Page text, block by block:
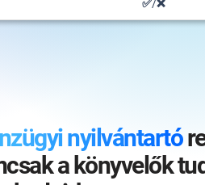
✅/❌
ügyinyilvántartó
a könyvelők